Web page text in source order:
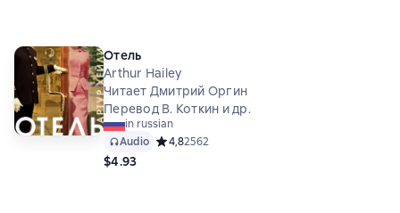
Отель
Arthur Hailey
Читает Дмитрий Оргин
Перевод В. Коткин и др.
in russian
Audio Средний рейтинг 4,8 на основе 2562 оценок
4,82562
$4.93